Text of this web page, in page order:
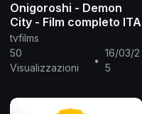
Onigoroshi - Demon
City - Film completo ITA
tvfilms
50
Visualizzazioni
•
16/03/2
5